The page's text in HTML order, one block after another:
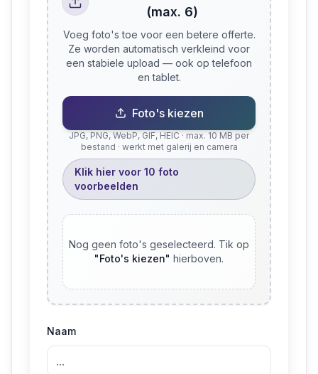
(max. 6)
Voeg foto's toe voor een betere offerte.
Ze worden automatisch verkleind voor
een stabiele upload — ook op telefoon
en tablet.
Foto's kiezen
JPG, PNG, WebP, GIF, HEIC · max. 10 MB per
bestand · werkt met galerij en camera
Klik hier voor 10 foto
voorbeelden
Nog geen foto's geselecteerd. Tik op
"Foto's kiezen" hierboven.
Naam